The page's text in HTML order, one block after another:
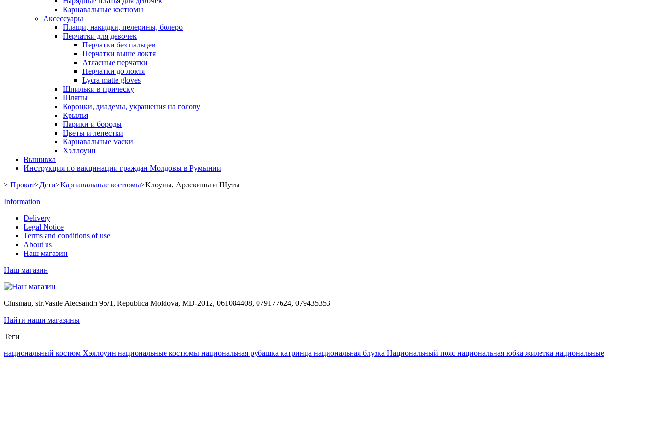
Карнавальные костюмы
Аксессуары
Плащи, накидки, пелерины, болеро
Перчатки для девочек
Перчатки без пальцев
Перчатки выше локтя
Атласные перчатки
Перчатки до локтя
Lycra matte gloves
Шпильки в прическу
Шляпы
Коронки, диадемы, украшения на голову
Крылья
Парики и бороды
Цветы и лепестки
Карнавальные маски
Хэллоуин
Вышивка
Инструкция по вакцинации граждан Молдовы в Румынии
> Прокат>Дети>Карнавальные костюмы>Клоуны, Арлекины и Шуты
Information
Delivery
Legal Notice
Terms and conditions of use
About us
Наш магазин
Наш магазин
Chisinau, str.Vasile Alecsandri 95/1, Republica Moldova, MD-2012, 061084408, 079177624, 079435353
Найти наши магазины
Теги
национальный костюм Хэллоуин национальные костюмы национальная рубашка катринца национальная блузка Национальный пояс национальная юбка жилетка национальные